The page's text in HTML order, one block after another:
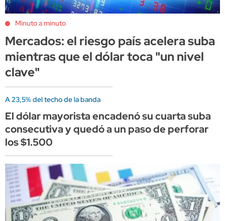
Minuto a minuto
Mercados: el riesgo país acelera suba
mientras que el dólar toca "un nivel
clave"
A 23,5% del techo de la banda
El dólar mayorista encadenó su cuarta suba
consecutiva y quedó a un paso de perforar
los $1.500